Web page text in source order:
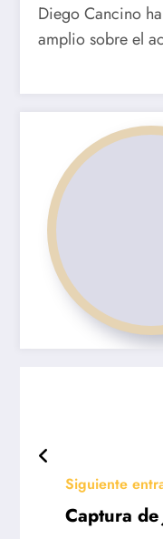
Diego Cancino
amplio sobre el
Siguiente
Captura